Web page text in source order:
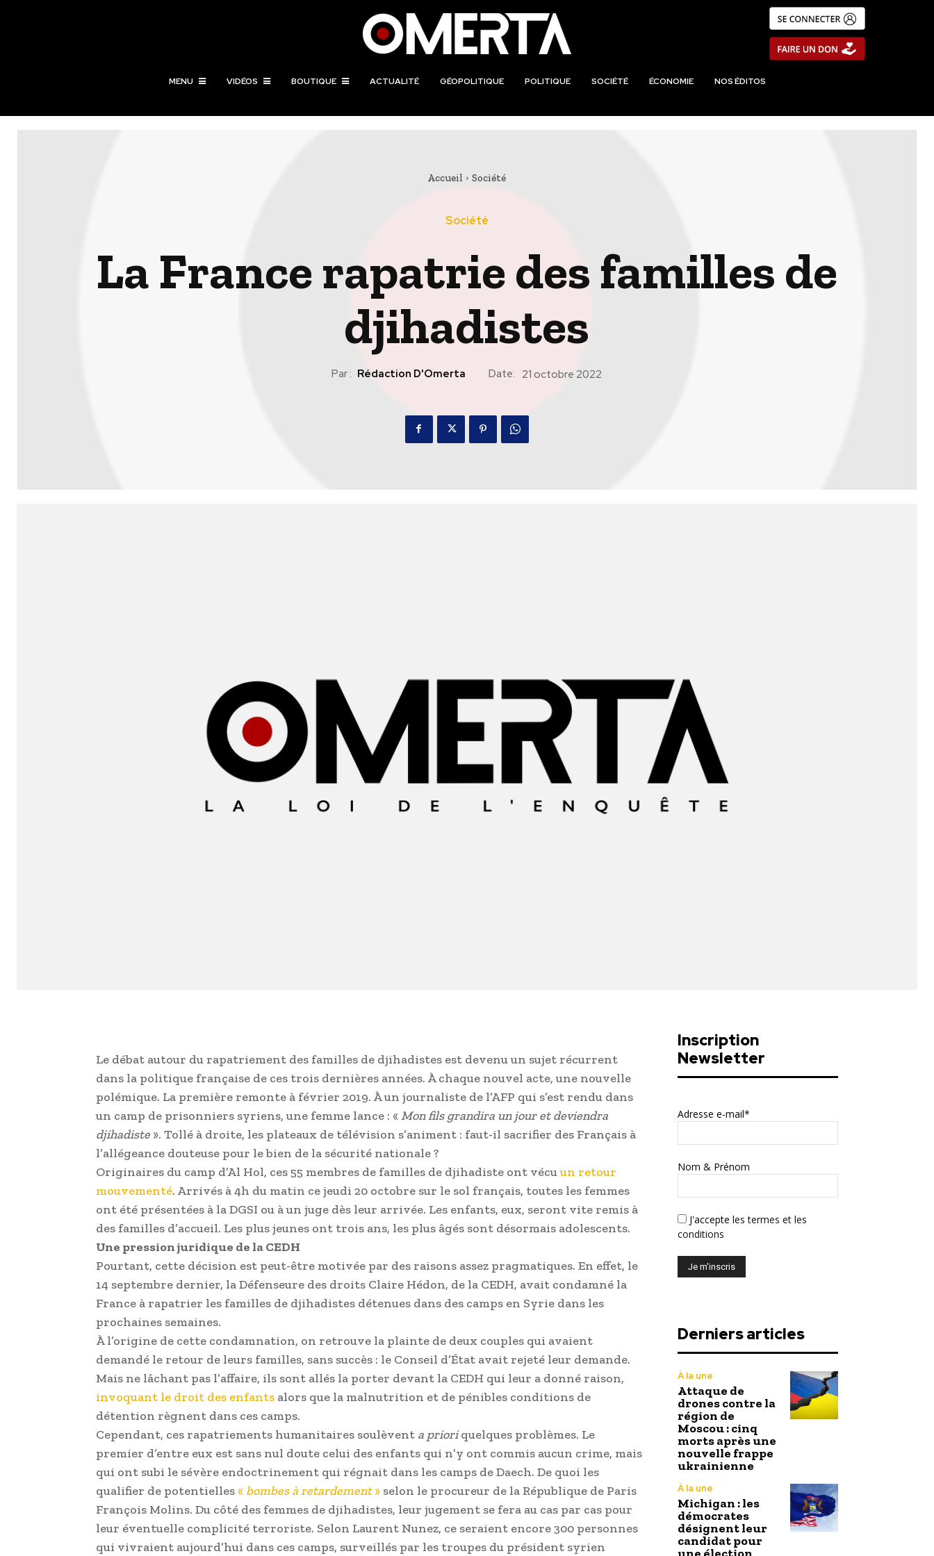
MENU VIDÉOS BOUTIQUE ACTUALITÉ GÉOPOLITIQUE POLITIQUE SOCIÉTÉ ÉCONOMIE NOS ÉDITOS
Accueil Société
Société
La France rapatrie des familles de
djihadistes
Par : Rédaction D'Omerta Date: 21 octobre 2022
Le débat autour du rapatriement des familles de djihadistes est devenu un sujet récurrent
dans la politique française de ces trois dernières années. À chaque nouvel acte, une nouvelle
polémique. La première remonte à février 2019. À un journaliste de l’AFP qui s’est rendu dans
un camp de prisonniers syriens, une femme lance : « Mon fils grandira un jour et deviendra
djihadiste». Tollé à droite, les plateaux de télévision s’animent : faut-il sacrifier des Français à
l’allégeance douteuse pour le bien de la sécurité nationale ?
Originaires du camp d’Al Hol, ces 55 membres de familles de djihadiste ont vécuun retour
mouvementé. Arrivés à 4h du matin ce jeudi 20 octobre sur le sol français, toutes les femmes
ont été présentées à la DGSI ou à un juge dès leur arrivée. Les enfants, eux, seront vite remis à
des familles d’accueil. Les plus jeunes ont trois ans, les plus âgés sont désormais adolescents.
Une pression juridique de la CEDH
Pourtant, cette décision est peut-être motivée par des raisons assez pragmatiques. En effet, le
14 septembre dernier, la Défenseure des droits Claire Hédon, de la CEDH, avait condamné la
France à rapatrier les familles de djihadistes détenues dans des camps en Syrie dans les
prochaines semaines.
À l’origine de cette condamnation, on retrouve la plainte de deux couples qui avaient
demandé le retour de leurs familles, sans succès : le Conseil d’État avait rejeté leur demande.
Mais ne lâchant pas l’affaire, ils sont allés la porter devant la CEDH qui leur a donné raison,
invoquant le droit des enfants alors que la malnutrition et de pénibles conditions de
détention règnent dans ces camps.
Cependant, ces rapatriements humanitaires soulèvent a prioriquelques problèmes. Le
premier d’entre eux est sans nul doute celui des enfants qui n’y ont commis aucun crime, mais
qui ont subi le sévère endoctrinement qui régnait dans les camps de Daech. De quoi les
qualifier de potentielles« bombes à retardement» selon le procureur de la République de Paris
François Molins. Du côté des femmes de djihadistes, leur jugement se fera au cas par cas pour
leur éventuelle complicité terroriste. Selon Laurent Nunez, ce seraient encore 300 personnes
qui vivraient aujourd’hui dans ces camps, surveillés par les troupes du président syrien
Inscription
Newsletter
Adresse e-mail*
Nom & Prénom
J'accepte les termes et les
conditions
Derniers articles
À la une
Attaque de
drones contre la
région de
Moscou : cinq
morts après une
nouvelle frappe
ukrainienne
À la une
Michigan : les
démocrates
désignent leur
candidat pour